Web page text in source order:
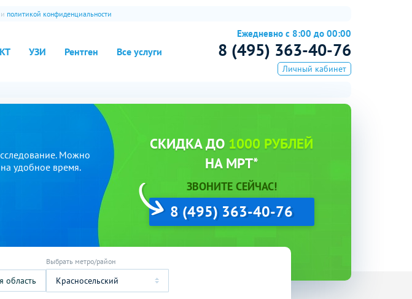
УЗИ Рентген Все услуги
и политикой конфиденциальности
Ежедневно с 8:00 до 00:00
8 (495) 363-40-76
Личный кабинет
Можно
удобное время.
СКИДКА ДО 1000 РУБЛЕЙ
НА МРТ*
ЗВОНИТЕ СЕЙЧАС!
8 (495) 363-40-76
Красносельский